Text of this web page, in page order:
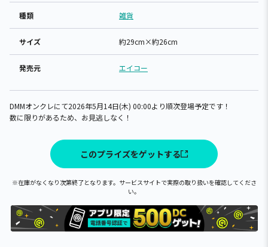
種類 雑貨
サイズ 約29cm×約26cm
発売元 エイコー
DMMオンクレにて2026年5月14日(木) 00:00より順次登場予定です！
数に限りがあるため、お見逃しなく！
このプライズをゲットする
※在庫がなくなり次第終了となります。サービスサイトで実際の取り扱いを確認してくださ
い。